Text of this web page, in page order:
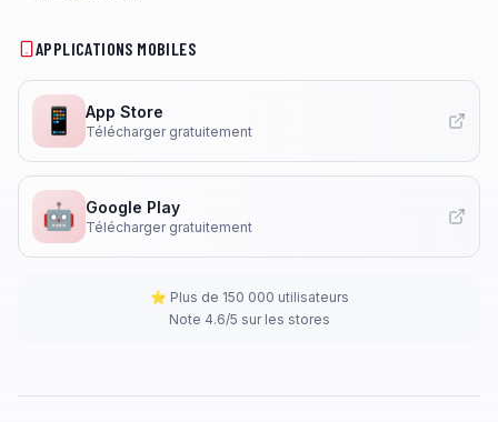
APPLICATIONS MOBILES
📱 App Store
Télécharger gratuitement
🤖 Google Play
Télécharger gratuitement
⭐ Plus de 150 000 utilisateurs
Note 4.6/5 sur les stores